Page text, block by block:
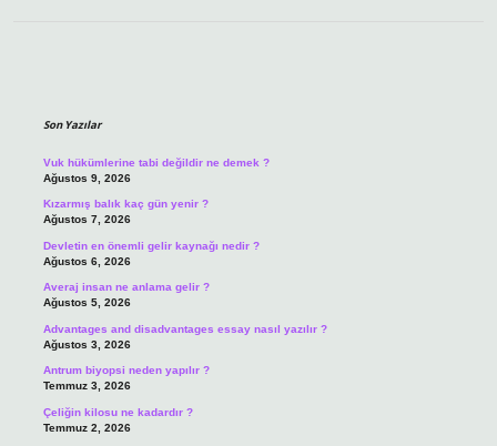
Son Yazılar
Vuk hükümlerine tabi değildir ne demek ?
Ağustos 9, 2026
Kızarmış balık kaç gün yenir ?
Ağustos 7, 2026
Devletin en önemli gelir kaynağı nedir ?
Ağustos 6, 2026
Averaj insan ne anlama gelir ?
Ağustos 5, 2026
Advantages and disadvantages essay nasıl yazılır ?
Ağustos 3, 2026
Antrum biyopsi neden yapılır ?
Temmuz 3, 2026
Çeliğin kilosu ne kadardır ?
Temmuz 2, 2026